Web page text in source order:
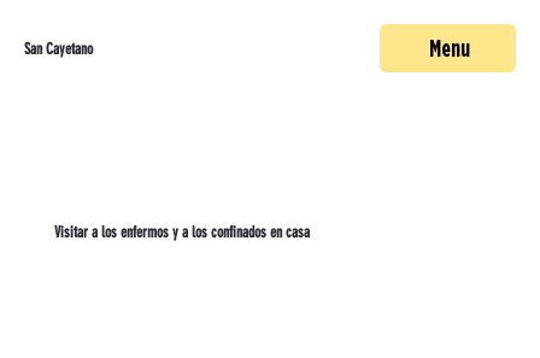
San Cayetano Menu
Visitar a los enfermos y a los confinados en casa